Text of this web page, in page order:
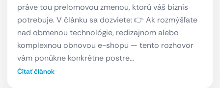
práve tou prelomovou zmenou, ktorú váš biznis
potrebuje. V článku sa dozviete: 👉 Ak rozmýšľate
nad obmenou technológie, redizajnom alebo
komplexnou obnovou e-shopu — tento rozhovor
vám ponúkne konkrétne postre…
Čítať článok